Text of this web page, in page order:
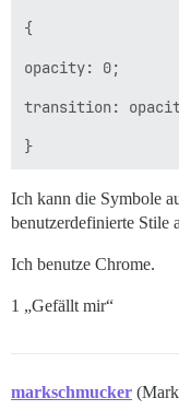
{
opacity: 0;
transition:
Ich kann die Symbole
benutzerdefinierte Stile
Ich benutze Chrome.
1 „Gefällt mir“
markschmucker